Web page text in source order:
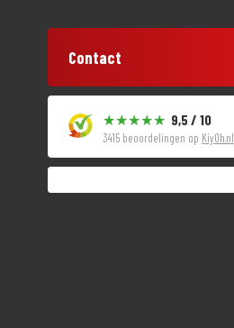
Contact
9,5 / 10
3415 beoordelingen op KiyOh.nl